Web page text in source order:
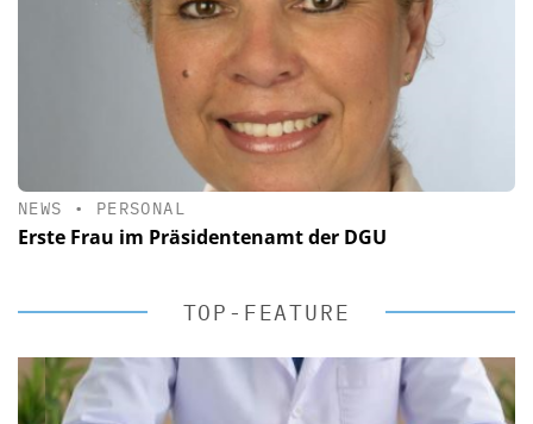
NEWS • PERSONAL
Erste Frau im Präsidentenamt der DGU
TOP-FEATURE